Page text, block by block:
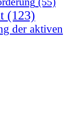
(123)
der aktiven